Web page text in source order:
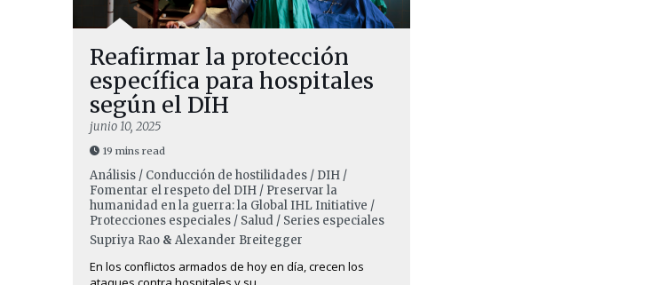
Reafirmar la protección
específica para hospitales
según el DIH
junio 10, 2025
19 mins read
Análisis / Conducción de hostilidades / DIH /
Fomentar el respeto del DIH / Preservar la
humanidad en la guerra: la Global IHL Initiative /
Protecciones especiales / Salud / Series especiales
Supriya Rao & Alexander Breitegger
En los conflictos armados de hoy en día, crecen los